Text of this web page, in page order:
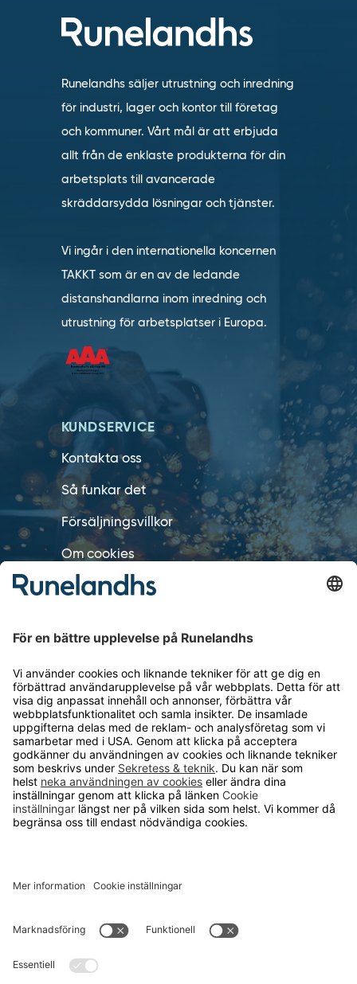
Runelandhs säljer utrustning och inredning
för industri, lager och kontor till företag
och kommuner. Vårt mål är att erbjuda
allt från de enklaste produkterna för din
arbetsplats till avancerade
skräddarsydda lösningar och tjänster.
Vi ingår i den internationella koncernen
TAKKT som är en av de ledande
distanshandlarna inom inredning och
utrustning för arbetsplatser i Europa.
KUNDSERVICE
Kontakta oss
Så funkar det
Försäljningsvillkor
Om cookies
Personuppgiftshantering
OM RUNELANDHS
Om Runelandhs
Köpvillkor
Därför ska du välja oss
Lediga jobb
Kvalitets- och miljöpolicy
TELEFON